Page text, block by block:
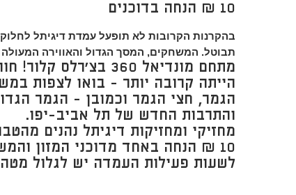
10 ₪ הנחה בדוכנים
בהקרנות הקרובות לא תופעל עמדת דיגיתל
תבוטל. המשחקים, המסך הגדול והאווירה
מתחם מונדיאל 360
הייתה קרובה יותר - בואו לצפות
הגמר, חצי הגמר וכמובן - הגמר
והתרבות החדש של תל אביב-יפו​.
מחזיקי ומחזיקות דיגיתל נהנים
10 ₪ הנחה באחד מדוכני המזון והמשקאות!
לשעות פעילות העמדה יש לגלול